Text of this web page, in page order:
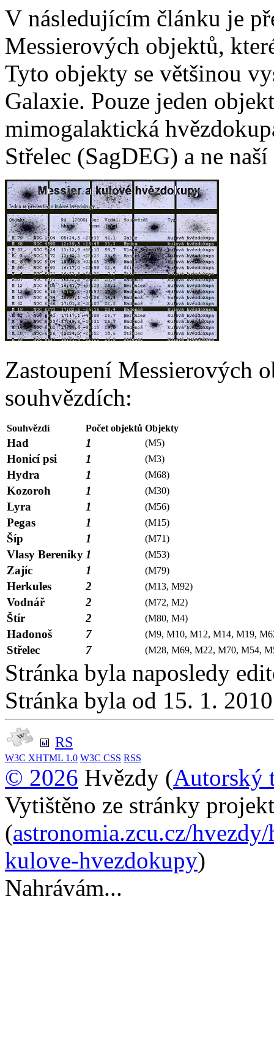
V následujícím článku je
Messierových objektů,
Tyto objekty se většinou
Galaxie. Pouze jeden
mimogalaktická
Střelec (SagDEG) a ne
Zastoupení Messierových
souhvězdích:
Souhvězdí Počet objektů Objekty
Had 1 (M5)
Honicí psi 1 (M3)
Hydra 1 (M68)
Kozoroh 1 (M30)
Lyra 1 (M56)
Pegas 1 (M15)
Šíp 1 (M71)
Vlasy Bereniky 1 (M53)
Zajíc 1 (M79)
Herkules 2 (M13, M92)
Vodnář 2 (M72, M2)
Štír 2 (M80, M4)
Hadonoš 7 (M9, M10, M12, M14, M19,
Střelec 7 (M28, M69, M22, M70, M54,
Stránka byla naposledy
Stránka byla od 15. 1.
RS
W3C XHTML 1.0 W3C CSS RSS
© 2026 Hvězdy (Autorský
Vytištěno ze stránky
(astronomia.zcu.cz/
kulove-hvezdokupy)
Nahrávám...